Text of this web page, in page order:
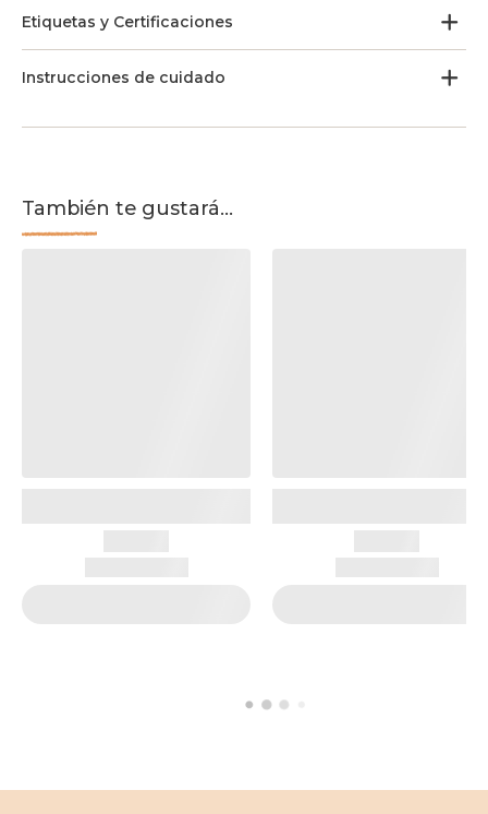
Etiquetas y Certificaciones
Instrucciones de cuidado
También te gustará...